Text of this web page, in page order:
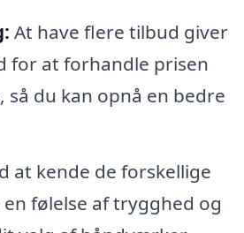
At have flere tilbud giver
for at forhandle prisen
så du kan opnå en bedre
at kende de forskellige
følelse af trygghed og